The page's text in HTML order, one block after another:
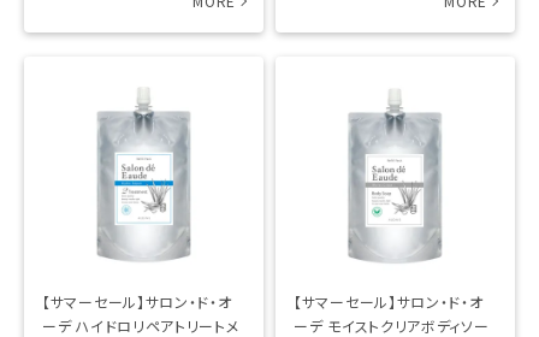
【サマーセール】サロン・ド・オ
ーデ ハイドロリペアトリートメ
【サマーセール】サロン・ド・オ
ーデ モイストクリアボディソー